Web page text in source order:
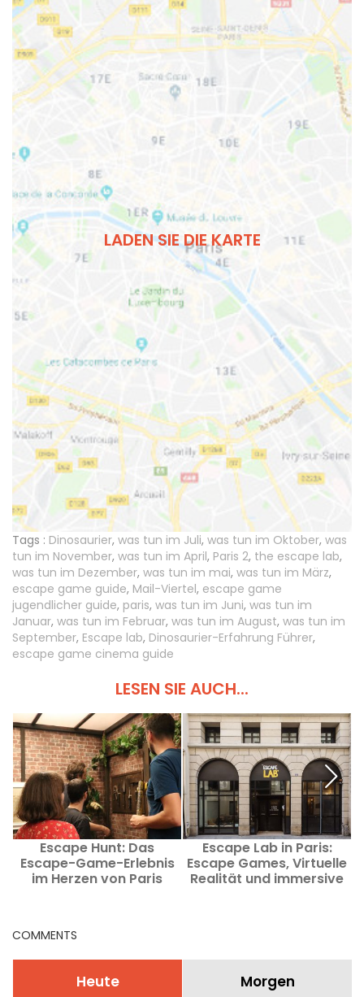
LADEN SIE DIE KARTE
Tags : Dinosaurier, was tun im Juli, was tun im Oktober, was
tun im November, was tun im April, Paris 2, the escape lab,
was tun im Dezember, was tun im mai, was tun im März,
escape game guide, Mail-Viertel, escape game
jugendlicher guide, paris, was tun im Juni, was tun im
Januar, was tun im Februar, was tun im August, was tun im
September, Escape lab, Dinosaurier-Erfahrung Führer,
escape game cinema guide
LESEN SIE AUCH...
Escape Hunt: Das
Escape-Game-Erlebnis
im Herzen von Paris
Escape Lab in Paris:
Escape Games, Virtuelle
Realität und immersive
COMMENTS
Heute Morgen